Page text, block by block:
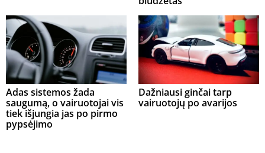
Adas sistemos žada
saugumą, o vairuotojai vis
tiek išjungia jas po pirmo
pypsėjimo
Dažniausi ginčai tarp
vairuotojų po avarijos